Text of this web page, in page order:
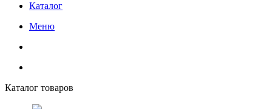
Каталог
Меню
Каталог товаров